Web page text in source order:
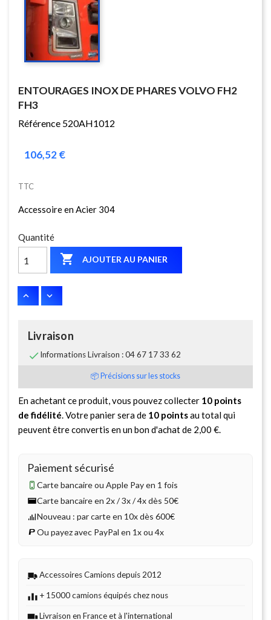
ENTOURAGES INOX DE PHARES VOLVO FH2
FH3
Référence 520AH1012
106,52 €
TTC
Accessoire en Acier 304
Quantité
 AJOUTER AU PANIER
Livraison
Informations Livraison : 04 67 17 33 62
📦 Précisions sur les stocks
En achetant ce produit, vous pouvez collecter 10 points
de fidélité. Votre panier sera de 10 pointsau total qui
peuvent être convertis en un bon d'achat de 2,00 €.
Paiement sécurisé
Carte bancaire ou Apple Pay en 1 fois
Carte bancaire en 2x / 3x / 4x dès 50€
Nouveau : par carte en 10x dès 600€
Ou payez avec PayPal en 1x ou 4x
Accessoires Camions depuis 2012
+ 15000 camions équipés chez nous
Livraison en France et à l'international